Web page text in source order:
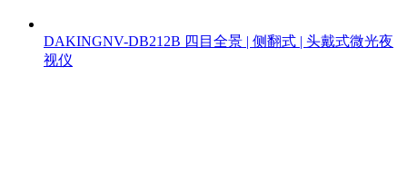
DAKINGNV-DB212B 四目全景 | 侧翻式 | 头戴式微光夜
视仪